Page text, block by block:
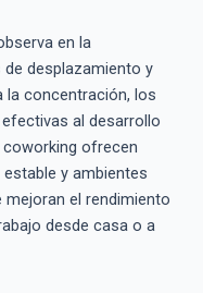
en la
desplazamiento y
concentración, los
al desarrollo
ofrecen
y ambientes
el rendimiento
desde casa o a